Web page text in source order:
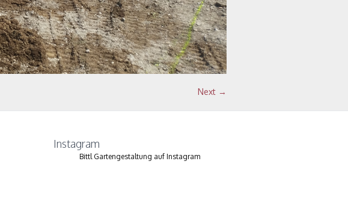
Next →
Instagram
Bittl Gartengestaltung auf Instagram